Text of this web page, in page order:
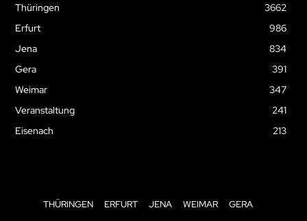
Thüringen
3662
Erfurt
986
Jena
834
Gera
391
Weimar
347
Veranstaltung
241
Eisenach
213
THÜRINGEN ERFURT JENA WEIMAR
GERA